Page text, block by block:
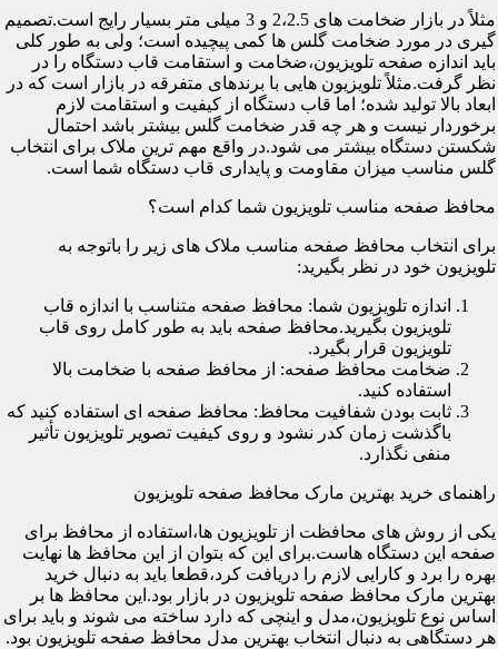
مثلاً در بازار ضخامت های 2،2.5 و 3 میلی متر بسیار رایج است.تصمیم
گیری در مورد ضخامت گلس ها کمی پیچیده است؛ ولی به طور کلی
باید اندازه صفحه تلویزیون،ضخامت و استقامت قاب دستگاه را در
نظر گرفت.مثلاً تلویزیون هایی با برندهای متفرقه در بازار است که در
ابعاد بالا تولید شده؛ اما قاب دستگاه از کیفیت و استقامت لازم
برخوردار نیست و هر چه قدر ضخامت گلس بیشتر باشد احتمال
شکستن دستگاه بیشتر می شود.در واقع مهم ترین ملاک برای انتخاب
گلس مناسب میزان مقاومت و پایداری قاب دستگاه شما است.
محافظ صفحه مناسب تلویزیون شما کدام است؟
برای انتخاب محافظ صفحه مناسب ملاک های زیر را باتوجه به
تلویزیون خود در نظر بگیرید:
اندازه تلویزیون شما: محافظ صفحه متناسب با اندازه قاب
تلویزیون بگیرید.محافظ صفحه باید به طور کامل روی قاب
تلویزیون قرار بگیرد.
ضخامت محافظ صفحه: از محافظ صفحه با ضخامت بالا
استفاده کنید.
ثابت بودن شفافیت محافظ: محافظ صفحه ای استفاده کنید که
باگذشت زمان کدر نشود و روی کیفیت تصویر تلویزیون تأثیر
منفی نگذارد.
راهنمای خرید بهترین مارک محافظ صفحه تلویزیون
یکی از روش های محافظت از تلویزیون ها،استفاده از محافظ برای
صفحه این دستگاه هاست.برای این که بتوان از این محافظ ها نهایت
بهره را برد و کارایی لازم را دریافت کرد،قطعا باید به دنبال خرید
بهترین مارک محافظ صفحه تلویزیون در بازار بود.این محافظ ها بر
اساس نوع تلویزیون،مدل و اینچی که دارد ساخته می شوند و باید برای
هر دستگاهی به دنبال انتخاب بهترین مدل محافظ صفحه تلویزیون بود.